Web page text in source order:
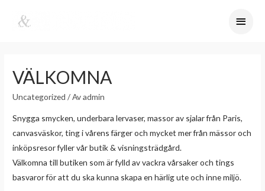
VÄLKOMNA
Uncategorized / Avadmin
Snygga smycken, underbara lervaser, massor av sjalar från Paris,
canvasväskor, ting i vårens färger och mycket mer från mässor och
inköpsresor fyller vår butik & visningsträdgård.
Välkomna till butiken som är fylld av vackra vårsaker och tings
basvaror för att du ska kunna skapa en härlig ute och inne miljö.